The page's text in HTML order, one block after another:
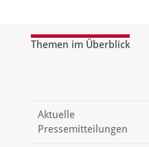
Themen im Überblick
Aktuelle
Pressemitteilungen